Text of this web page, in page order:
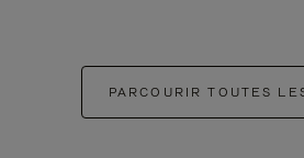
PARCOURIR TOUTES